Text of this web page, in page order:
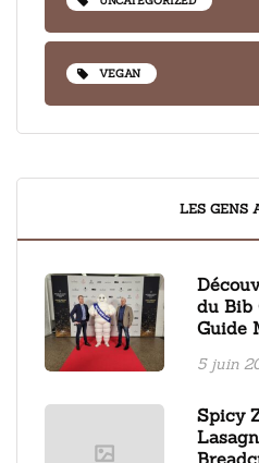
VEGAN
LES GENS
du Bib
Guide
5 juin
Spicy